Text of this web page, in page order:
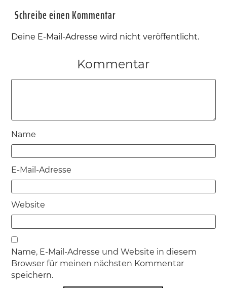
Schreibe einen Kommentar
Deine E-Mail-Adresse wird nicht veröffentlicht.
Kommentar
Name
E-Mail-Adresse
Website
Name, E-Mail-Adresse und Website in diesem
Browser für meinen nächsten Kommentar
speichern.